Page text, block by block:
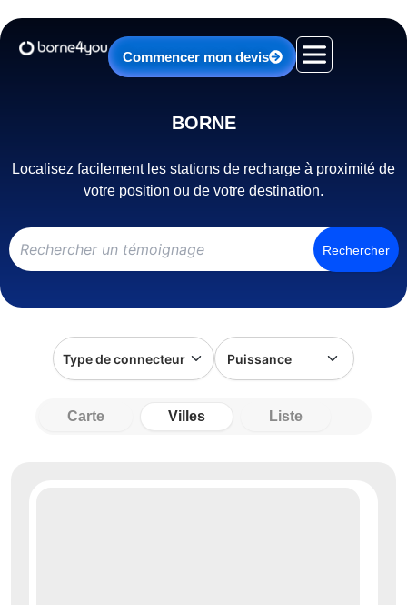
au
contenu
Commencer mon devis
BORNE
Localisez facilement les stations de recharge à proximité de
votre position ou de votre destination.
Rechercher
Carte Villes Liste